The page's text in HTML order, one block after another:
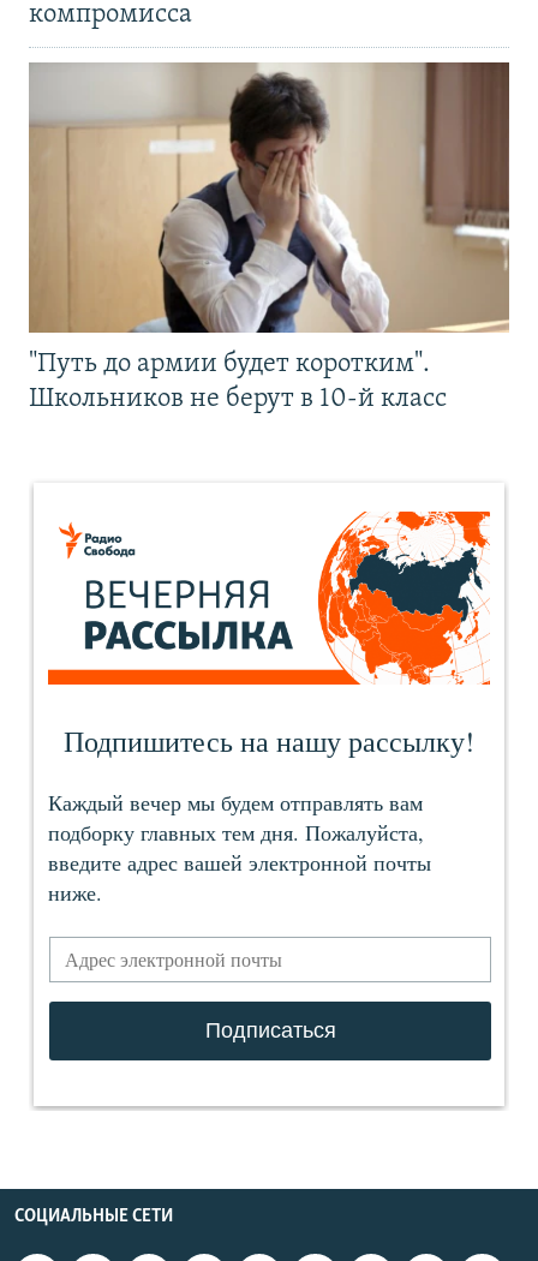
компромисса
"Путь до армии будет коротким".
Школьников не берут в 10-й класс
СОЦИАЛЬНЫЕ СЕТИ